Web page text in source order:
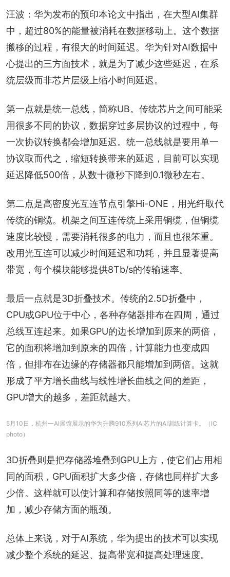
汪波：华为发布的预印本论文中指出，在大型AI集群
中，超过80%的能量被消耗在数据移动上。这个数据
搬移的过程，有很大的时间延迟。华为针对AI数据中
心提出的三方面技术，就是为了减少这些延迟，在系
统层级而非芯片层级上缩小时间延迟。
第一点就是统一总线，简称UB。传统芯片之间可能采
用很多不同的协议，数据穿过多层协议的过程中，每
一次协议转换都会增加延迟。统一总线就是要用单一
协议取而代之，缩短转换带来的延迟，目前可以实现
延迟降低500倍，从数十微秒下降到0.1微秒左右。
第二点是高密度光互连节点引擎Hi-ONE，用光纤取代
传统的铜缆。机架之间互连传统上采用铜缆，但铜缆
速度比较慢，需要消耗很多的电力，而且也很笨重。
改用光互连可以减少时间延迟和功耗，并且显著提高
带宽，每个模块能够提供8Tb/s的传输速率。
最后一点就是3D折叠技术。传统的2.5D折叠中，
CPU或GPU位于中心，各种存储器排布在四周，通过
总线互连起来。如果GPU的边长增加到原来的两倍，
它的面积将增加到原来的四倍，计算能力也变成四
倍，但排布在边缘的存储器都只能增加到两倍。这就
形成了平方增长曲线与线性增长曲线之间的差距，
GPU增大的越多，差距就越大。
5月10日，杭州一AI展馆展示的华为升腾910系列AI芯片的AI训练计算卡。（IC
photo）
3D折叠则是把存储器堆叠到GPU上方，使它们占用相
同的面积，GPU面积扩大多少倍，存储也同样扩大多
少倍。这样就可以使计算和存储按照同等的速率增
加，减少存储方面的瓶颈。
总体上来说，对于AI系统，华为提出的技术可以实现
减少整个系统的延迟、提高带宽和提高处理速度。